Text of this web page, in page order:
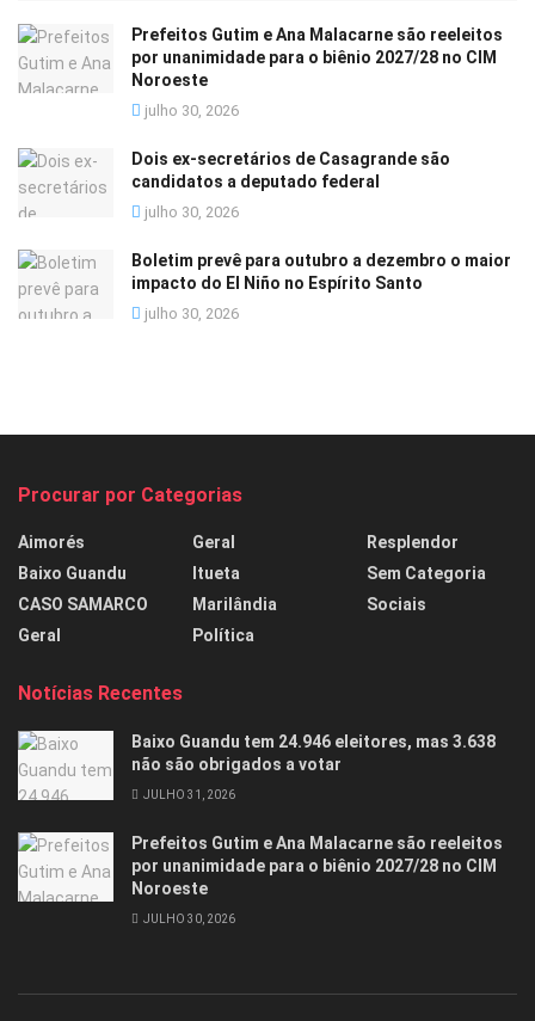
Prefeitos Gutim e Ana Malacarne são reeleitos
por unanimidade para o biênio 2027/28 no CIM
Noroeste
julho 30, 2026
Dois ex-secretários de Casagrande são
candidatos a deputado federal
julho 30, 2026
Boletim prevê para outubro a dezembro o maior
impacto do El Niño no Espírito Santo
julho 30, 2026
Procurar por Categorias
Aimorés
Baixo Guandu
CASO SAMARCO
Geral
Geral
Itueta
Marilândia
Política
Resplendor
Sem Categoria
Sociais
Notícias Recentes
Baixo Guandu tem 24.946 eleitores, mas 3.638
não são obrigados a votar
JULHO 31, 2026
Prefeitos Gutim e Ana Malacarne são reeleitos
por unanimidade para o biênio 2027/28 no CIM
Noroeste
JULHO 30, 2026